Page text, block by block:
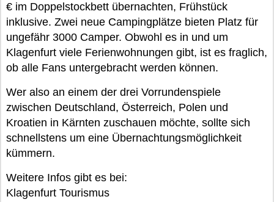
€ im Doppelstockbett übernachten, Frühstück
inklusive. Zwei neue Campingplätze bieten Platz für
ungefähr 3000 Camper. Obwohl es in und um
Klagenfurt viele Ferienwohnungen gibt, ist es fraglich,
ob alle Fans untergebracht werden können.
Wer also an einem der drei Vorrundenspiele
zwischen Deutschland, Österreich, Polen und
Kroatien in Kärnten zuschauen möchte, sollte sich
schnellstens um eine Übernachtungsmöglichkeit
kümmern.
Weitere Infos gibt es bei:
Klagenfurt Tourismus